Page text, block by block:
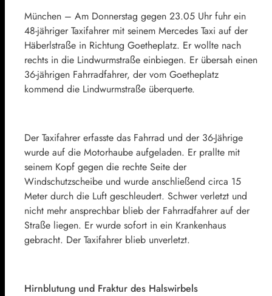
München – Am Donnerstag gegen 23.05 Uhr fuhr ein
48-jähriger Taxifahrer mit seinem Mercedes Taxi auf der
Häberlstraße in Richtung Goetheplatz. Er wollte nach
rechts in die Lindwurmstraße einbiegen. Er übersah einen
36-jährigen Fahrradfahrer, der vom Goetheplatz
kommend die Lindwurmstraße überquerte.
Der Taxifahrer erfasste das Fahrrad und der 36-Jährige
wurde auf die Motorhaube aufgeladen. Er prallte mit
seinem Kopf gegen die rechte Seite der
Windschutzscheibe und wurde anschließend circa 15
Meter durch die Luft geschleudert. Schwer verletzt und
nicht mehr ansprechbar blieb der Fahrradfahrer auf der
Straße liegen. Er wurde sofort in ein Krankenhaus
gebracht. Der Taxifahrer blieb unverletzt.
Hirnblutung und Fraktur des Halswirbels